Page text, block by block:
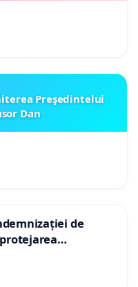
Preşedintelui
Dan
de
asistenții